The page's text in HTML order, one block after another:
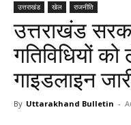
उत्तराखंड खेल राजनीति
उत्तराखंड
गतिविधियों
गाइडलाइन
By Uttarakhand Bulletin -